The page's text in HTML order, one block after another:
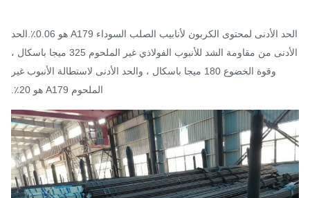
الحد الأدنى لمحتوى الكربون لأنابيب الصلب السوداء A179 هو 0.06٪.الحد
الأدنى من مقاومة الشد للأنبوب الفولاذي غير الملحوم 325 ميجا باسكال ،
وقوة الخضوع 180 ميجا باسكال ، والحد الأدنى لاستطالة الأنبوب غير
الملحوم A179 هو 20٪.